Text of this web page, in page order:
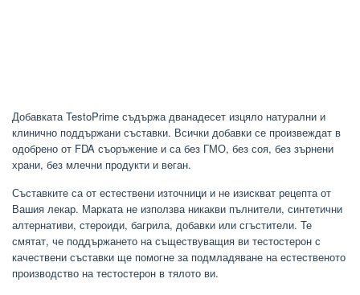
Добавката TestoPrime съдържа дванадесет изцяло натурални и
клинично поддържани съставки. Всички добавки се произвеждат в
одобрено от FDA съоръжение и са без ГМО, без соя, без зърнени
храни, без млечни продукти и веган.
Съставките са от естествени източници и не изискват рецепта от
Вашия лекар. Марката не използва никакви пълнители, синтетични
алтернативи, стероиди, багрила, добавки или сгъстители. Те
смятат, че поддържането на съществуващия ви тестостерон с
качествени съставки ще помогне за подмладяване на естественото
производство на тестостерон в тялото ви.